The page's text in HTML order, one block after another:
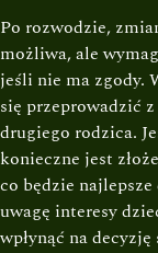
Po rozwodzie,
możliwa, ale
jeśli nie ma zgody.
się przeprowadzić
drugiego rodzica.
konieczne jest
co będzie
uwagę interesy
wpłynąć na decyzję